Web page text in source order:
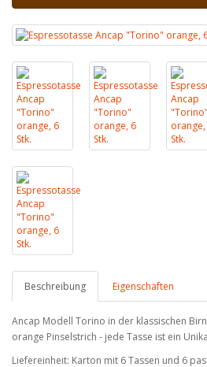
Beschreibung Eigenschaften
Ancap Modell Torino in der klassischen
orange Pinselstrich - jede Tasse ist ein
Liefereinheit: Karton mit 6 Tassen und 6